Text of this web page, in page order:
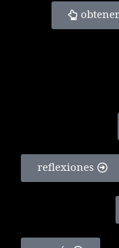
reflexiones